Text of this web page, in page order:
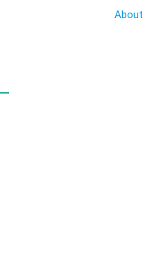
About